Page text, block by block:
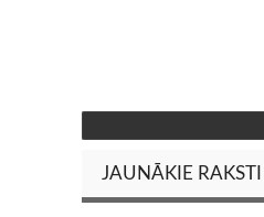
JAUNĀKIE RAKSTI